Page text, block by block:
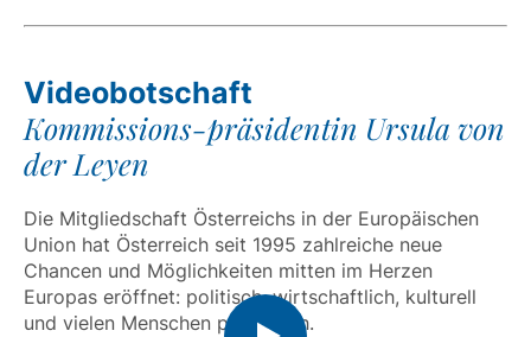
Videobotschaft
Kommissions-präsidentin Ursula von
der Leyen
Die Mitgliedschaft Österreichs in der Europäischen
Union hat Österreich seit 1995 zahlreiche neue
Chancen und Möglichkeiten mitten im Herzen
Europas eröffnet: politisch, wirtschaftlich, kulturell
und vielen Menschen persönlich.